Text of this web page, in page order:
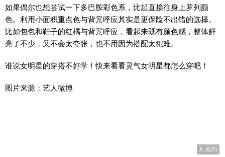
如果偶尔也想尝试一下多巴胺彩色系，比起直接往身上罗列颜
色。利用小面积重点色与背景呼应其实是更保险不出错的选择。
比如包包和鞋子的红橘与背景呼应，看起来既有颜色感，整体鲜
亮了不少，又不会太夸张，也不用因为搭配太犯难。
谁说女明星的穿搭不好学！快来看看灵气女明星都怎么穿吧！
图片来源：艺人微博
X 关闭